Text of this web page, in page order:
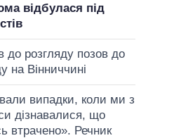
відбулася під
до розгляду позов до
на Вінниччині
випадки, коли ми з
дізнавалися, що
втрачено». Речник